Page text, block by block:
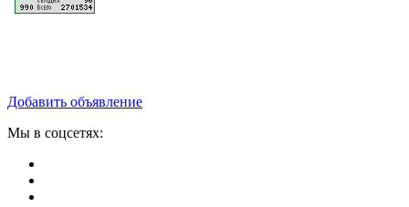
Добавить объявление
Мы в соцсетях: